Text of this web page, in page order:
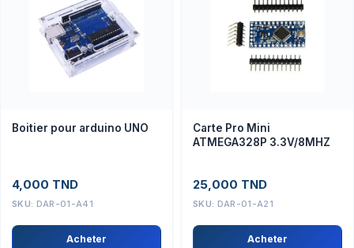
Boitier pour arduino UNO
4,000 TND
SKU: DAR-01-A41
Acheter
Carte Pro Mini
ATMEGA328P 3.3V/8MHZ
25,000 TND
SKU: DAR-01-A21
Acheter